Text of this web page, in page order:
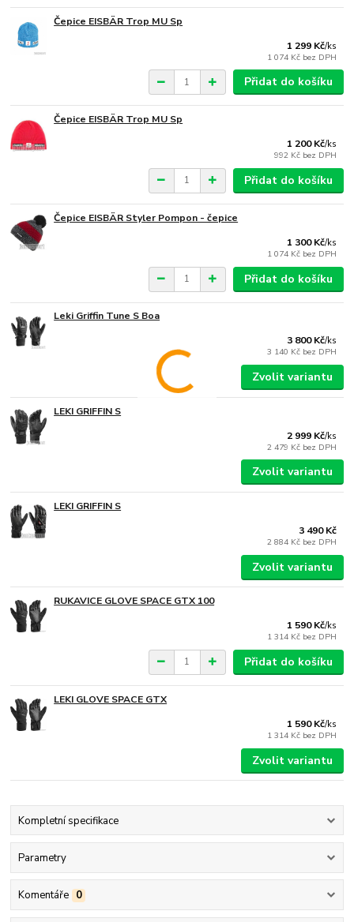
Čepice EISBÄR Trop MU Sp
1 299 Kč/ks
1 074 Kč bez DPH
Přidat do košíku
Čepice EISBÄR Trop MU Sp
1 200 Kč/ks
992 Kč bez DPH
Přidat do košíku
Čepice EISBÄR Styler Pompon - čepice
1 300 Kč/ks
1 074 Kč bez DPH
Přidat do košíku
Leki Griffin Tune S Boa
3 800 Kč/ks
3 140 Kč bez DPH
Zvolit variantu
LEKI GRIFFIN S
2 999 Kč/ks
2 479 Kč bez DPH
Zvolit variantu
LEKI GRIFFIN S
3 490 Kč
2 884 Kč bez DPH
Zvolit variantu
RUKAVICE GLOVE SPACE GTX 100
1 590 Kč/ks
1 314 Kč bez DPH
Přidat do košíku
LEKI GLOVE SPACE GTX
1 590 Kč/ks
1 314 Kč bez DPH
Zvolit variantu
Kompletní specifikace
Parametry
Komentáře 0